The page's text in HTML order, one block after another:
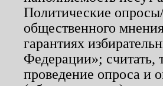
Политические
общественного
гарантиях
Федерации»; считать,
проведение опроса и